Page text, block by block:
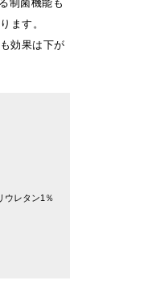
制菌機能も
ます。
効果は下が
ウレタン1％